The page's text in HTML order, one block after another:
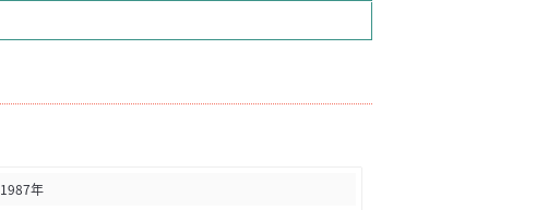
1987年